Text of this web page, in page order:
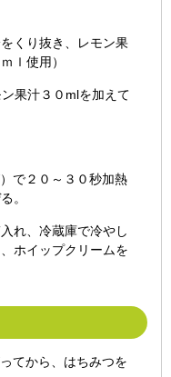
くり抜き、レモン果
ｌ使用）
果汁３０mlを加えて
で２０～３０秒加熱
。
れ、冷蔵庫で冷やし
ホイップクリームを
てから、はちみつを